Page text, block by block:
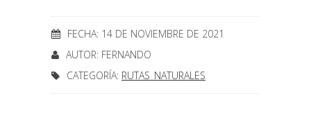
FECHA: 14 DE NOVIEMBRE DE 2021
AUTOR: FERNANDO
CATEGORÍA: RUTAS_NATURALES